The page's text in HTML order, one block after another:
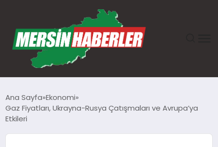
GÜNDEM
Ana Sayfa Ekonomi
Gaz Fiyatları, Ukrayna-Rusya Çatışmaları ve Avrupa’ya
Etkileri